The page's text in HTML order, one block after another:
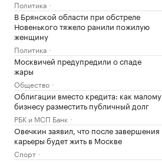
Политика
В Брянской области при обстреле
Новенького тяжело ранили пожилую
женщину
Политика
Москвичей предупредили о спаде
жары
Общество
Облигации вместо кредита: как малому
бизнесу разместить публичный долг
РБК и МСП Банк
Овечкин заявил, что после завершения
карьеры будет жить в Москве
Спорт